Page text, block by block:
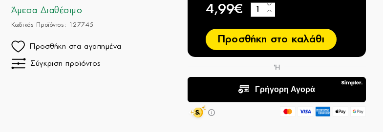
Άμεσα Διαθέσιμο
Κωδικός Προϊόντος: 127745
Προσθήκη στα αγαπημένα
Σύγκριση προϊόντος
4,99€ −
+
Προσθήκη στο καλάθι